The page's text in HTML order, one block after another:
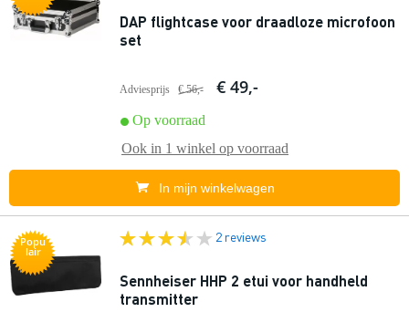
DAP flightcase voor draadloze microfoon
set
Adviesprijs € 56,- € 49,-
Op voorraad
Ook in 1 winkel op voorraad
In mijn winkelwagen
Popu
lair
2 reviews
Sennheiser HHP 2 etui voor handheld
transmitter